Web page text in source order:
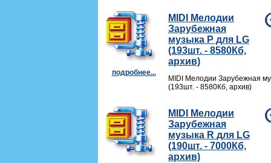
подробнее...
MIDI Мелодии
Зарубежная
музыка P для LG
(193шт. - 8580Кб,
архив)
MIDI Мелодии Зарубежная
(193шт. - 8580Кб, архив)
MIDI Мелодии
Зарубежная
музыка R для LG
(190шт. - 7000Кб,
архив)